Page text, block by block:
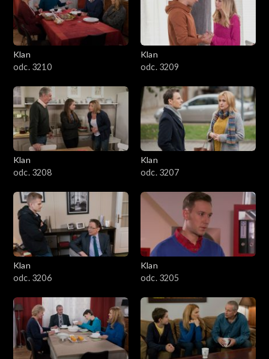
Klan
odc. 3210
Klan
odc. 3209
Klan
odc. 3208
Klan
odc. 3207
Klan
odc. 3206
Klan
odc. 3205